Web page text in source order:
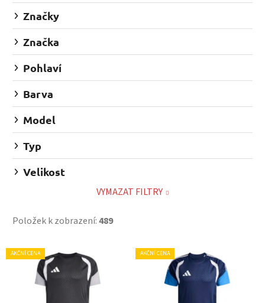
Značky
Značka
Pohlaví
Barva
Model
Typ
Velikost
VYMAZAT FILTRY
Položek k zobrazení:489
V
ý
AKČNÍ CENA AKČNÍ CENA